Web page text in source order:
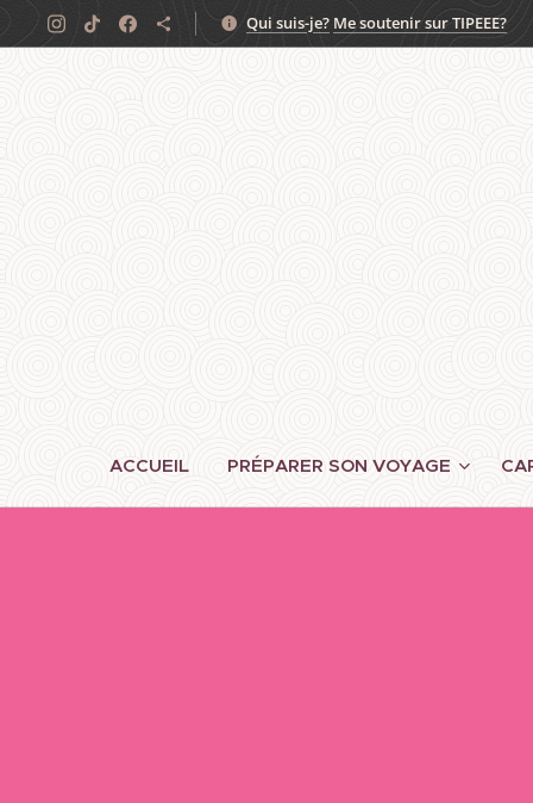
Qui suis-je? Me soutenir sur TIPEEE?
ACCUEIL PRÉPARER SON VOYAGE